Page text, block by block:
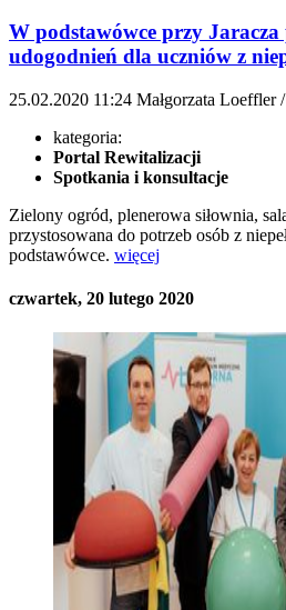
W podstawówce przy Jaracza
udogodnień dla uczniów z
25.02.2020 11:24 Małgorzata Loeffler
kategoria:
Portal Rewitalizacji
Spotkania i konsultacje
Zielony ogród, plenerowa siłownia,
przystosowana do potrzeb osób z
podstawówce. więcej
czwartek, 20 lutego 2020